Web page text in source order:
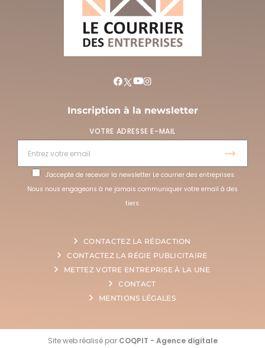
Inscription à la newsletter
VOTRE ADRESSE E-MAIL
J'accepte de recevoir la newsletter Le courrier des entreprises.
Nous nous engageons à ne jamais communiquer votre email à des
tiers.
CONTACTEZ LA RÉDACTION
CONTACTEZ LA RÉGIE PUBLICITAIRE
METTEZ VOTRE ENTREPRISE À LA UNE
CONTACT
MENTIONS LÉGALES
Site web réalisé par COQPIT - Agence digitale